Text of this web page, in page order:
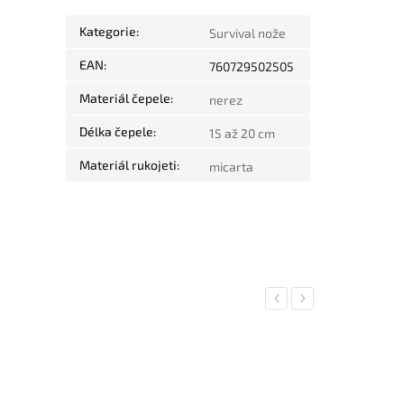
Kategorie: Survival nože
EAN: 760729502505
Materiál čepele: nerez
Délka čepele: 15 až 20 cm
Materiál rukojeti: micarta
Previous
Next